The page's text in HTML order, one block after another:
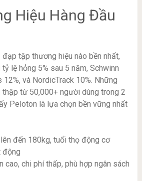
Hiệu Hàng Đầu
tập thương hiệu nào bền nhất,
lệ hỏng 5% sau 5 năm, Schwinn
và NordicTrack 10%. Những
từ 50,000+ người dùng trong 2
Peloton là lựa chọn bền vững nhất
đến 180kg, tuổi thọ động cơ
động
cao, chi phí thấp, phù hợp ngân sách